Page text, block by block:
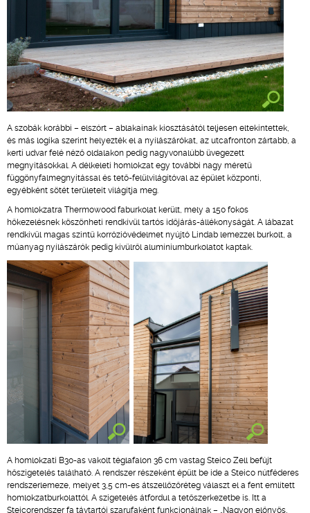
A szobák korábbi – elszórt – ablakainak kiosztásától teljesen eltekintettek,
és más logika szerint helyezték el a nyílászárókat, az utcafronton zártabb, a
kerti udvar felé néző oldalakon pedig nagyvonalúbb üvegezett
megnyitásokkal. A délkeleti homlokzat egy további nagy méretű
függönyfalmegnyitással és tető-felülvilágítóval az épület központi,
egyébként sötét területeit világítja meg.
A homlokzatra Thermowood faburkolat került, mely a 150 fokos
hőkezelésnek köszönheti rendkívül tartós időjárás-állékonyságát. A lábazat
rendkívül magas szintű korrózióvédelmet nyújtó Lindab lemezzel burkolt, a
műanyag nyílászárók pedig kívülről alumíniumburkolatot kaptak.
A homlokzati B30-as vakolt téglafalon 36 cm vastag Steico Zell befújt
hőszigetelés található. A rendszer részeként épült be ide a Steico nútféderes
rendszerlemeze, melyet 3,5 cm-es átszellőzőréteg választ el a fent említett
homlokzatburkolattól. A szigetelés átfordul a tetőszerkezetbe is. Itt a
Steicorendszer fa távtartói szarufaként funkcionálnak – „Nagyon előnyös,